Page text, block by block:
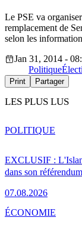
Le PSE va
remplacement de
selon les
Jan 31, 2014 -
Politique
Print Partager
LES PLUS LUS
EXCLUSIF :
dans son
07.08.2026
POLITIQUE
ÉCONOMIE